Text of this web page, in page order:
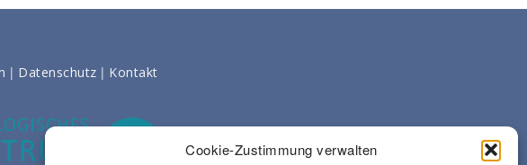
Cookie-Zustimmung verwalten
| Datenschutz | Kontakt